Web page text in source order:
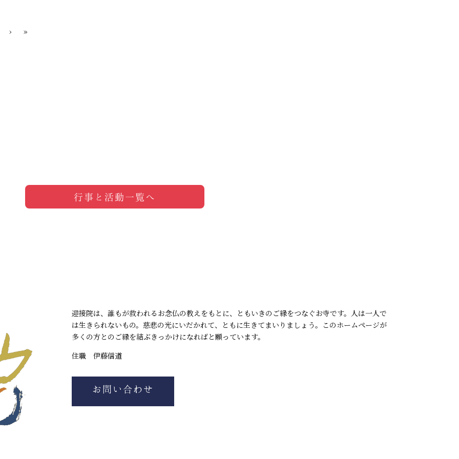
› »
行事と活動一覧へ
迎接院は、誰もが救われるお念仏の教えをもとに、ともいきのご縁をつなぐお寺です。人は一人で
は生きられないもの。慈悲の光にいだかれて、ともに生きてまいりましょう。このホームページが
多くの方とのご縁を結ぶきっかけになればと願っています。
住職 伊藤信道
お問い合わせ